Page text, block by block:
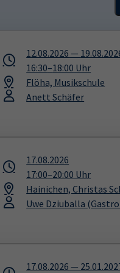
12.08.2026 —
16:30–18:00 Uhr
Flöha, Musikschule
Anett Schäfer
17.08.2026
17:00–20:00 Uhr
Hainichen, Christas
Uwe Dziuballa
17.08.2026 —